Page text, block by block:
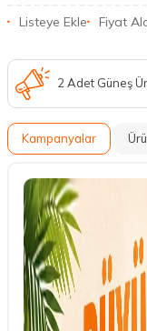
Listeye Ekle Fiyat
2 Adet Güneş
Kampanyalar